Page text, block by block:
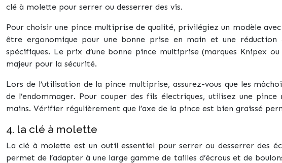
clé à molette pour serrer ou desserrer des vis.
Pour choisir une pince multiprise de qualité, privilégiez un modèle
être ergonomique pour une bonne prise en main et une réduction
spécifiques. Le prix d’une bonne pince multiprise (marques
majeur pour la sécurité.
Lors de l’utilisation de la pince multiprise, assurez-vous que les
de l’endommager. Pour couper des fils électriques, utilisez une
mains. Vérifier régulièrement que l’axe de la pince est bien graissé
4. la clé à molette
La clé à molette est un outil essentiel pour serrer ou desserrer des
permet de l’adapter à une large gamme de tailles d’écrous et de